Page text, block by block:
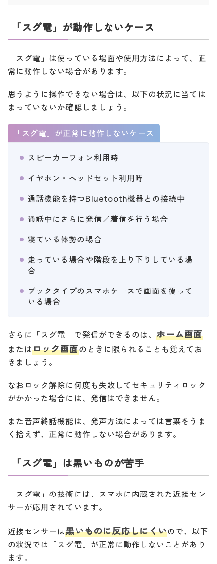
「スグ電」が動作しないケース
「スグ電」は使っている場面や使用方法によって、正
常に動作しない場合があります。
思うように操作できない場合は、以下の状況に当ては
まっていないか確認しましょう。
「スグ電」が正常に動作しないケース
スピーカーフォン利用時
イヤホン・ヘッドセット利用時
通話機能を持つBluetooth機器との接続中
通話中にさらに発信／着信を行う場合
寝ている体勢の場合
走っている場合や階段を上り下りしている場
合
ブックタイプのスマホケースで画面を覆って
いる場合
さらに「スグ電」で発信ができるのは、ホーム画面
またはロック画面のときに限られることも覚えてお
きましょう。
なおロック解除に何度も失敗してセキュリティロック
がかかった場合には、発信はできません。
また音声終話機能は、発声方法によっては言葉をうま
く拾えず、正常に動作しない場合があります。
「スグ電」は黒いものが苦手
「スグ電」の技術には、スマホに内蔵された近接セン
サーが応用されています。
近接センサーは黒いものに反応しにくいので、以下
の状況では「スグ電」が正常に動作しないことがあり
ます。